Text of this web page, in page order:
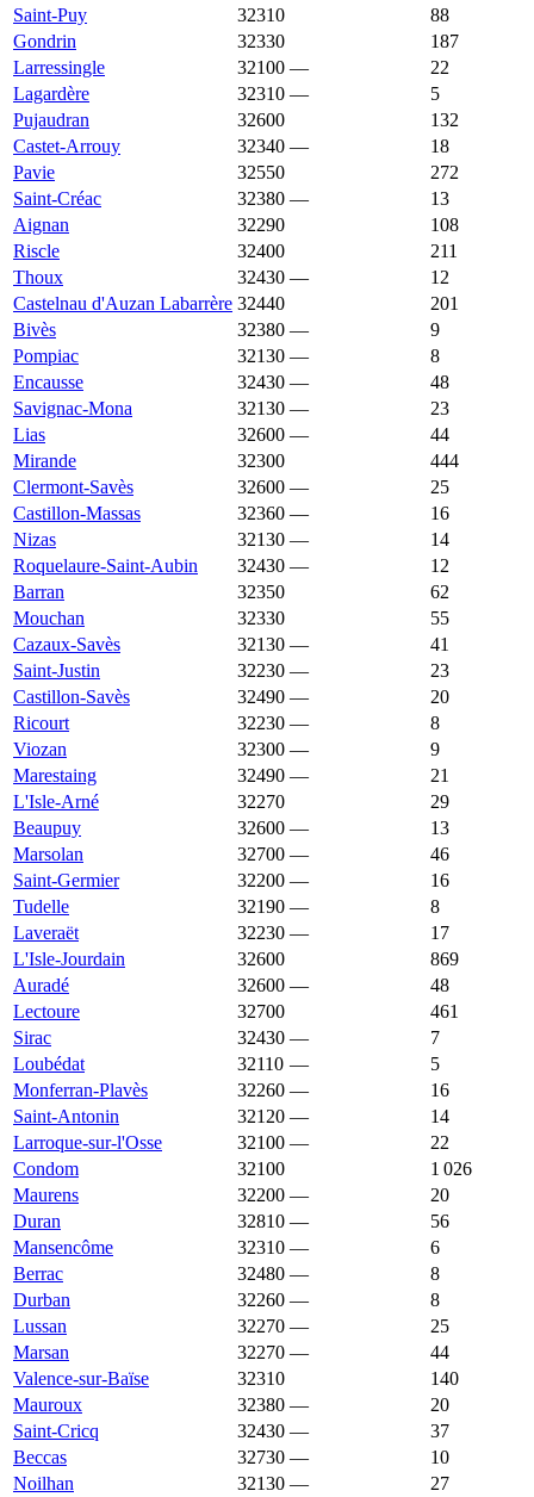
Saint-Puy
32310
88
Gondrin
32330
187
Larressingle
32100 —
22
Lagardère
32310 —
5
Pujaudran
32600
132
Castet-Arrouy
32340 —
18
Pavie
32550
272
Saint-Créac
32380 —
13
Aignan
32290
108
Riscle
32400
211
Thoux
32430 —
12
Castelnau d'Auzan Labarrère 32440
201
Bivès
32380 —
9
Pompiac
32130 —
8
Encausse
32430 —
48
Savignac-Mona
32130 —
23
Lias
32600 —
44
Mirande
32300
444
Clermont-Savès
32600 —
25
Castillon-Massas
32360 —
16
Nizas
32130 —
14
Roquelaure-Saint-Aubin
32430 —
12
Barran
32350
62
Mouchan
32330
55
Cazaux-Savès
32130 —
41
Saint-Justin
32230 —
23
Castillon-Savès
32490 —
20
Ricourt
32230 —
8
Viozan
32300 —
9
Marestaing
32490 —
21
L'Isle-Arné
32270
29
Beaupuy
32600 —
13
Marsolan
32700 —
46
Saint-Germier
32200 —
16
Tudelle
32190 —
8
Laveraët
32230 —
17
L'Isle-Jourdain
32600
869
Auradé
32600 —
48
Lectoure
32700
461
Sirac
32430 —
7
Loubédat
32110 —
5
Monferran-Plavès
32260 —
16
Saint-Antonin
32120 —
14
Larroque-sur-l'Osse
32100 —
22
Condom
32100
1 026
Maurens
32200 —
20
Duran
32810 —
56
Mansencôme
32310 —
6
Berrac
32480 —
8
Durban
32260 —
8
Lussan
32270 —
25
Marsan
32270 —
44
Valence-sur-Baïse
32310
140
Mauroux
32380 —
20
Saint-Cricq
32430 —
37
Beccas
32730 —
10
Noilhan
32130 —
27